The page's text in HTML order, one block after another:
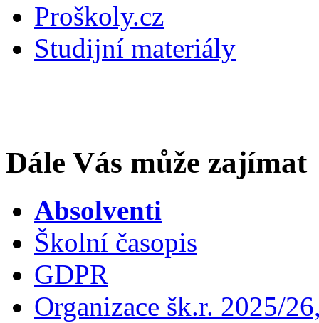
Proškoly.cz
Studijní materiály
Dále Vás může zajímat
Absolventi
Školní časopis
GDPR
Organizace šk.r. 2025/